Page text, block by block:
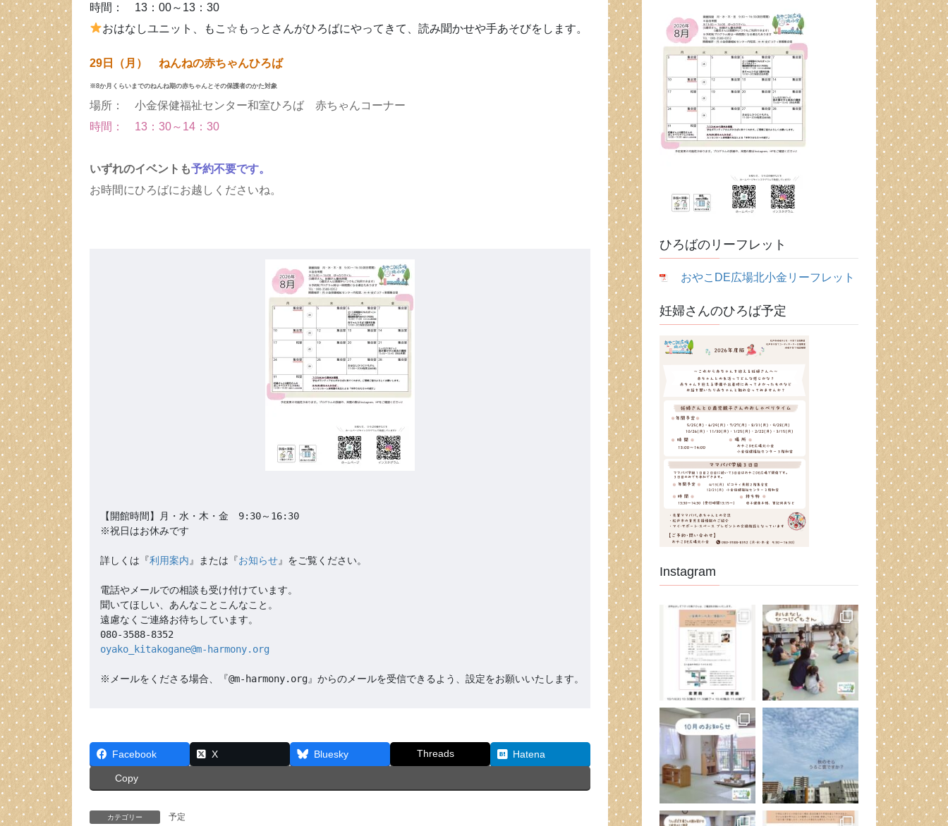
時間： 13：00～13：30
おはなしユニット、もこ☆もっとさんがひろばにやってきて、読み聞かせや手あそびをします。
29日（月） ねんねの赤ちゃんひろば
※8か月くらいまでのねんね期の赤ちゃんとその保護者のかた対象
場所： 小金保健福祉センター和室ひろば 赤ちゃんコーナー
時間： 13：30～14：30
いずれのイベントも予約不要です。
お時間にひろばにお越しくださいね。
【開館時間】月・水・木・金　9:30～16:30
※祝日はお休みです
詳しくは『利用案内 』または『お知らせ』をご覧ください。
電話やメールでの相談も受け付けています。
聞いてほしい、あんなことこんなこと。
遠慮なくご連絡お待ちしています。
oyako_kitakogane@m-harmony.org
※メールをくださる場合、『@m-harmony.org』からのメールを受信できるよう、設定をお願いいたします。
Facebook X Bluesky Threads Hatena
Copy
カテゴリー 予定
ひろばのリーフレット
おやこDE広場北小金リーフレット
妊婦さんのひろば予定
Instagram